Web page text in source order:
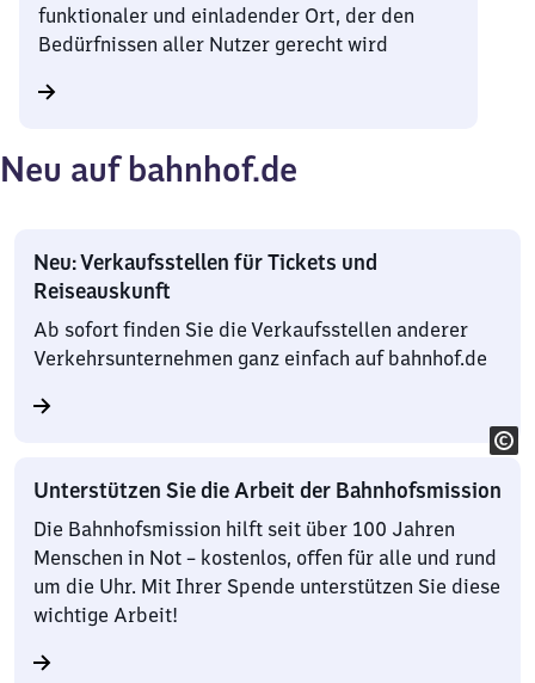
funktionaler und einladender Ort, der den
Bedürfnissen aller Nutzer gerecht wird
Neu auf bahnhof.de
Neu: Verkaufsstellen für Tickets und
Reiseauskunft
Ab sofort finden Sie die Verkaufsstellen anderer
Verkehrsunternehmen ganz einfach auf bahnhof.de
Unterstützen Sie die Arbeit der Bahnhofsmission
Die Bahnhofsmission hilft seit über 100 Jahren
Menschen in Not – kostenlos, offen für alle und rund
um die Uhr. Mit Ihrer Spende unterstützen Sie diese
wichtige Arbeit!